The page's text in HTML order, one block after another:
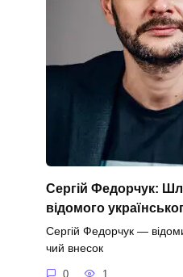
Сергій Федорчук:
відомого
Сергій Федорчук —
чий внесок
0 1